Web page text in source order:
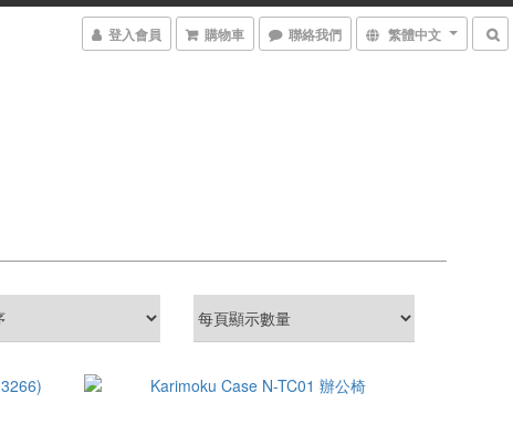
登入會員 購物車 聯絡我們 繁體中文